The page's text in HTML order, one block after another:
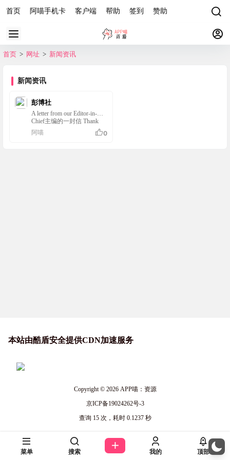
首页 阿喵手机卡 客户端 帮助 签到 赞助
首页 > 网址 > 新闻资讯
新闻资讯
彭博社
A letter from our Editor-in-
Chief主编的一封信 Thank
you for taking a look at what
we do.感谢您关注我们的工
阿喵 0
本站由酷盾安全提供CDN加速服务
Copyright © 2026APP喵：资源
京ICP备19024262号-3
查询 15 次，耗时 0.1237 秒
菜单 搜索 我的 顶部